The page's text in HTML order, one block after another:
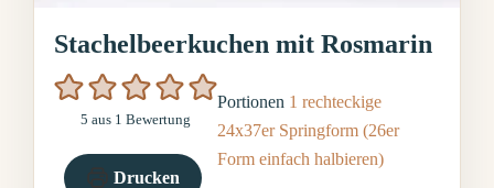
Stachelbeerkuchen mit Rosmarin
5 aus 1 Bewertung
Drucken
Portionen 1 rechteckige
24x37er Springform (26er
Form einfach halbieren)